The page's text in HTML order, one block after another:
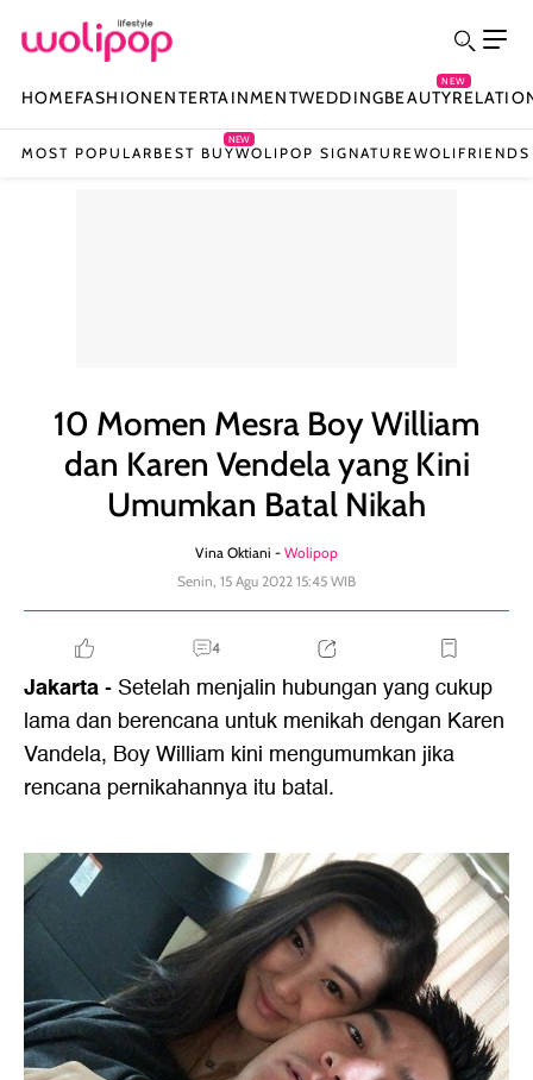
HOMEFASHIONENTERTAINMENTWEDDINGBEAUTY
NEW
MOST POPULAR BEST BUY
NEW
WOLIPOP SIGNATUREWOLIFRIENDS
10 Momen Mesra Boy William
dan Karen Vendela yang Kini
Umumkan Batal Nikah
Vina Oktiani - Wolipop
Senin, 15 Agu 2022 15:45 WIB
4
Jakarta- Setelah menjalin hubungan yang cukup
lama dan berencana untuk menikah dengan Karen
Vandela, Boy William kini mengumumkan jika
rencana pernikahannya itu batal.